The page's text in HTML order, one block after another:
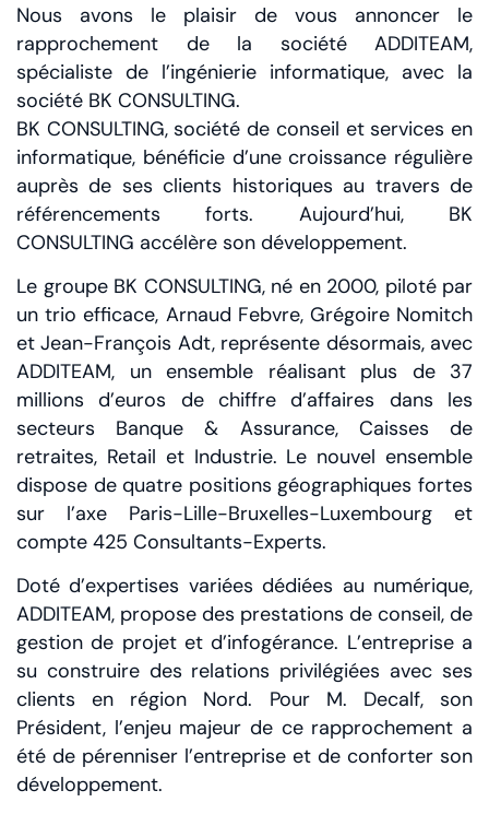
Nous avons le plaisir de vous annoncer le
rapprochement de la société ADDITEAM,
spécialiste de l’ingénierie informatique, avec la
société BK CONSULTING.
BK CONSULTING, société de conseil et services en
informatique, bénéficie d’une croissance régulière
auprès de ses clients historiques au travers de
référencements forts. Aujourd’hui, BK
CONSULTING accélère son développement.
Le groupe BK CONSULTING, né en 2000, piloté par
un trio efficace, Arnaud Febvre, Grégoire Nomitch
et Jean-François Adt, représente désormais, avec
ADDITEAM, un ensemble réalisant plus de 37
millions d’euros de chiffre d’affaires dans les
secteurs Banque & Assurance, Caisses de
retraites, Retail et Industrie. Le nouvel ensemble
dispose de quatre positions géographiques fortes
sur l’axe Paris-Lille-Bruxelles-Luxembourg et
compte 425 Consultants-Experts.
Doté d’expertises variées dédiées au numérique,
ADDITEAM, propose des prestations de conseil, de
gestion de projet et d’infogérance. L’entreprise a
su construire des relations privilégiées avec ses
clients en région Nord. Pour M. Decalf, son
Président, l’enjeu majeur de ce rapprochement a
été de pérenniser l’entreprise et de conforter son
développement.